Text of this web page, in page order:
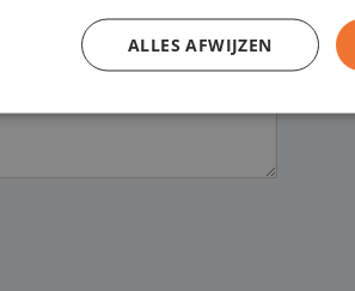
ALLES AFWIJZEN